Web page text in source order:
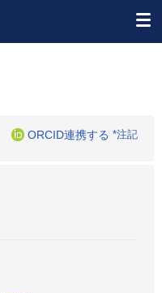
ORCID連携する *注記